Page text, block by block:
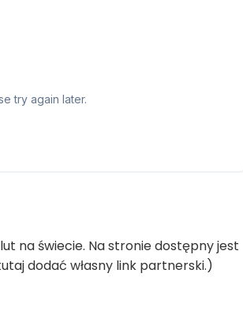
na świecie. Na stronie dostępny jest
dodać własny link partnerski.)